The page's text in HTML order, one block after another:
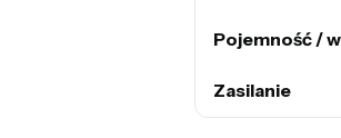
Pojemność /
Zasilanie